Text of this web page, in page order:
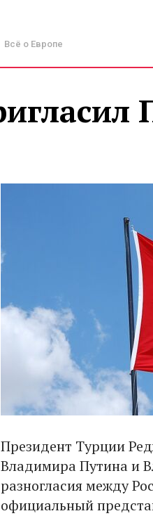
Всё о Европе
Президент Турции
Владимира Путина и
разногласия между
официальный